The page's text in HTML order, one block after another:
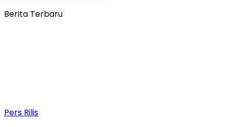
Berita Terbaru
Pers Rilis